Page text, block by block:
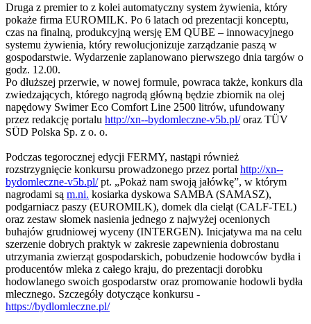
Druga z premier to z kolei automatyczny system żywienia, który
pokaże firma EUROMILK. Po 6 latach od prezentacji konceptu,
czas na finalną, produkcyjną wersję EM QUBE – innowacyjnego
systemu żywienia, który rewolucjonizuje zarządzanie paszą w
gospodarstwie. Wydarzenie zaplanowano pierwszego dnia targów o
godz. 12.00.
Po dłuższej przerwie, w nowej formule, powraca także, konkurs dla
zwiedzających, którego nagrodą główną będzie zbiornik na olej
napędowy Swimer Eco Comfort Line 2500 litrów, ufundowany
przez redakcję portalu http://xn--bydomleczne-v5b.pl/oraz TÜV
SÜD Polska Sp. z o. o.
Podczas tegorocznej edycji FERMY, nastąpi również
rozstrzygnięcie konkursu prowadzonego przez portal http://xn--
bydomleczne-v5b.pl/pt. „Pokaż nam swoją jałówkę”, w którym
nagrodami są m.ni. kosiarka dyskowa SAMBA (SAMASZ),
podgarniacz paszy (EUROMILK), domek dla cieląt (CALF-TEL)
oraz zestaw słomek nasienia jednego z najwyżej ocenionych
buhajów grudniowej wyceny (INTERGEN). Inicjatywa ma na celu
szerzenie dobrych praktyk w zakresie zapewnienia dobrostanu
utrzymania zwierząt gospodarskich, pobudzenie hodowców bydła i
producentów mleka z całego kraju, do prezentacji dorobku
hodowlanego swoich gospodarstw oraz promowanie hodowli bydła
mlecznego. Szczegóły dotyczące konkursu -
https://bydlomleczne.pl/